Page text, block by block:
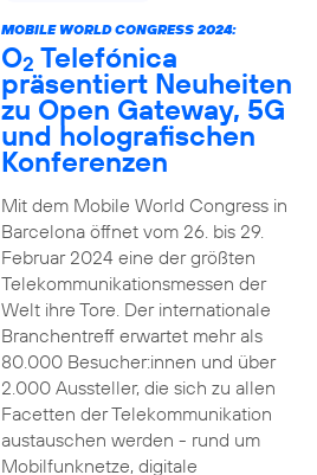
MOBILE WORLD CONGRESS 2024:
O2 Telefónica
präsentiert Neuheiten
zu Open Gateway, 5G
und holografischen
Konferenzen
Mit dem Mobile World Congress in
Barcelona öffnet vom 26. bis 29.
Februar 2024 eine der größten
Telekommunikationsmessen der
Welt ihre Tore. Der internationale
Branchentreff erwartet mehr als
80.000 Besucher:innen und über
2.000 Aussteller, die sich zu allen
Facetten der Telekommunikation
austauschen werden - rund um
Mobilfunknetze, digitale